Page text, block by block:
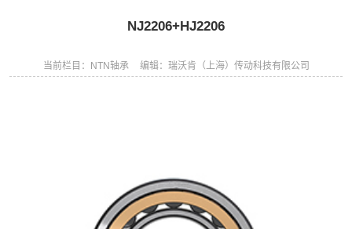
NJ2206+HJ2206
当前栏目：NTN轴承 编辑：瑞沃肯（上海）传动科技有限公司